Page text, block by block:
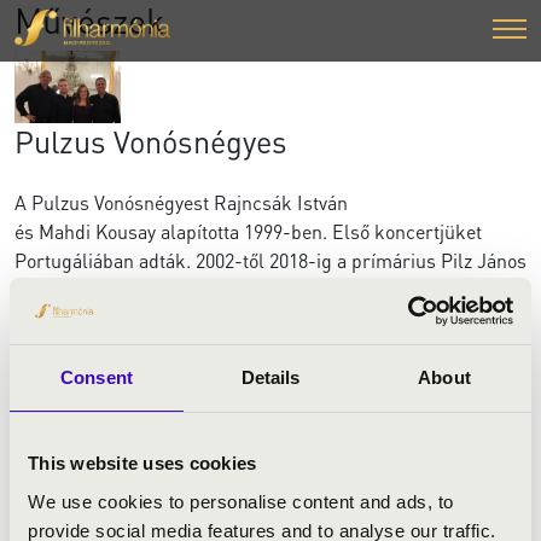
Consent Details About
This website uses cookies
We use cookies to personalise content and ads, to
provide social media features and to analyse our traffic.
Művészek
Pulzus Vonósnégyes
A Pulzus Vonósnégyest Rajncsák István
és Mahdi Kousay alapította 1999-ben. Első koncertjüket
Portugáliában adták. 2002-től 2018-ig a prímárius Pilz János
Keller Quartetben-, a II. hegedű szólamát Lesták Bedő
játszotta. Mind a négyen a Budapesti Fesztiválzenekar
művészei. 2018 tavaszán Román Mikola csatlakozott az
vonósnégyes prímáriusa. A vonósnégyes sikerét az elmúlt
több mint 10 év bizonyítja. A zenekari és szólista feladatok
mellett változatlan lelkesedéssel készülnek új műsorokkal